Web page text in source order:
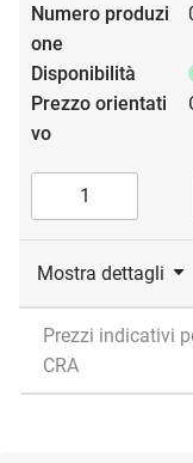
Mostra dettagli
Prezzi indicativi
CRA